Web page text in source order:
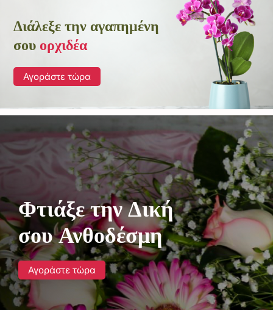
Διάλεξε την αγαπημένη
σου ορχιδέα
Αγοράστε τώρα
Φτιάξε την Δική
σου Ανθοδέσμη
Αγοράστε τώρα